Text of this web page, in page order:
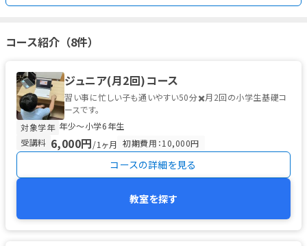
コース紹介（8件）
ジュニア(月2回)コース
習い事に忙しい子も通いやすい50分✖️月2回の小学生基礎コ
ースです。
対象学年 年少〜小学6年生
受講料 6,000円/1ヶ月 初期費用：10,000円
コースの詳細を見る
教室を探す